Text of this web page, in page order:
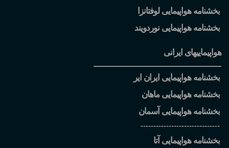
بخشنامه هواپیمایی لوفتانزا
بخشنامه هواپیمایی نوردویند
هواپیماییهای ایرانی
بخشنامه هواپیمایی ایران ایر
بخشنامه هواپیمایی ماهان
بخشنامه هواپیمایی آسمان
-------------------------------
بخشنامه هواپیمایی آتا